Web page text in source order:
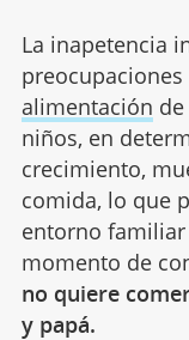
La inapetencia
alimentación
niños, en
crecimiento,
comida, lo que
entorno
momento de
no quiere
y papá.